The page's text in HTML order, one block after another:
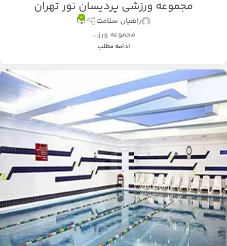
مجموعه ورزشی پردیسان نور تهران
راهیان سلامت 0
مجموعه ورز...
ادامه مطلب